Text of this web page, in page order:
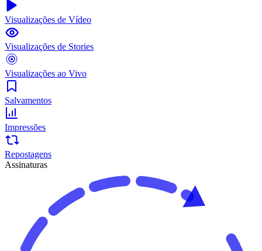
Visualizações de Vídeo
Visualizações de Stories
Visualizações ao Vivo
Salvamentos
Impressões
Repostagens
Assinaturas